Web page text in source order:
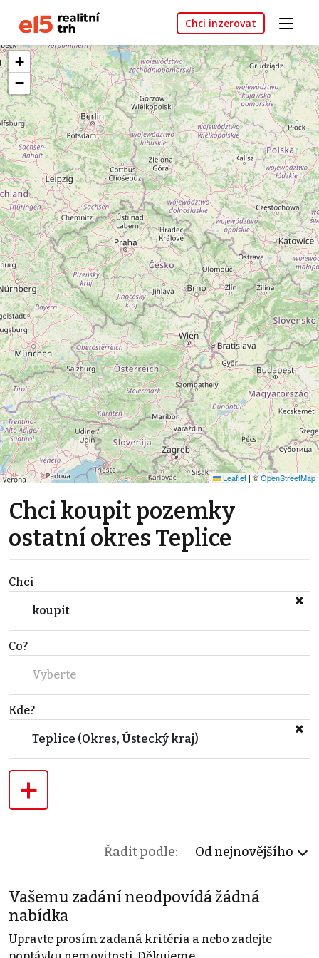
Chci inzerovat
+
−
Leaflet | ©OpenStreetMap
Chci koupit pozemky
ostatní okres Teplice
Chci
koupit
Co?
Vyberte
Kde?
Teplice (Okres, Ústecký kraj)
+
Řadit podle: Od nejnovějšího
Vašemu zadání neodpovídá žádná
nabídka
Upravte prosím zadaná kritéria a nebo zadejte